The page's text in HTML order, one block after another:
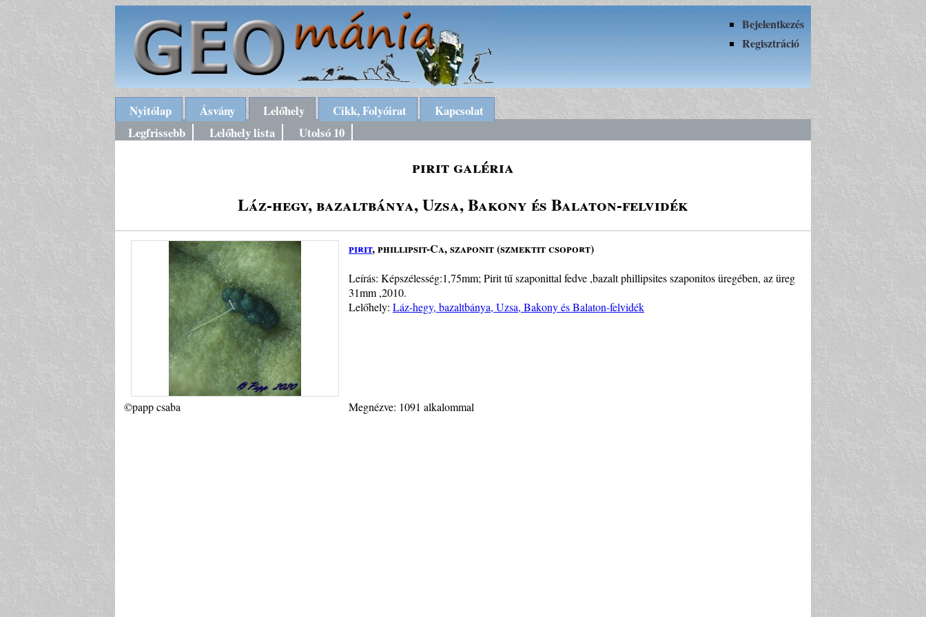
Bejelentkezés
Regisztráció
Nyitólap Ásvány Lelőhely Cikk, Folyóirat
Kapcsolat
Legfrissebb
Lelőhely lista Utolsó 10
pirit galéria
Láz-hegy, bazaltbánya, Uzsa, Bakony és Balaton-felvidék
pirit, phillipsit-Ca, szaponit (szmektit csoport)
Leírás: Képszélesség:1,75mm; Pirit tű szaponittal fedve ,bazalt phillipsites szaponitos üregében, az üreg
31mm ,2010.
Lelőhely: Láz-hegy, bazaltbánya, Uzsa, Bakony és Balaton-felvidék
©papp csaba Megnézve: 1091 alkalommal